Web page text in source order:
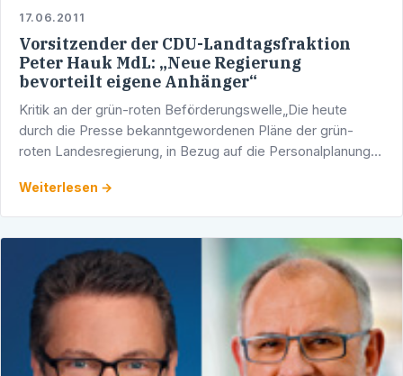
17.06.2011
Vorsitzender der CDU-Landtagsfraktion
Peter Hauk MdL: „Neue Regierung
bevorteilt eigene Anhänger“
Kritik an der grün-roten Beförderungswelle„Die heute
durch die Presse bekanntgewordenen Pläne der grün-
roten Landesregierung, in Bezug auf die Personalplanung in
Weiterlesen →